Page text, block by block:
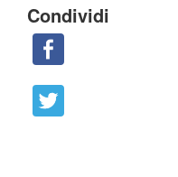
Condividi